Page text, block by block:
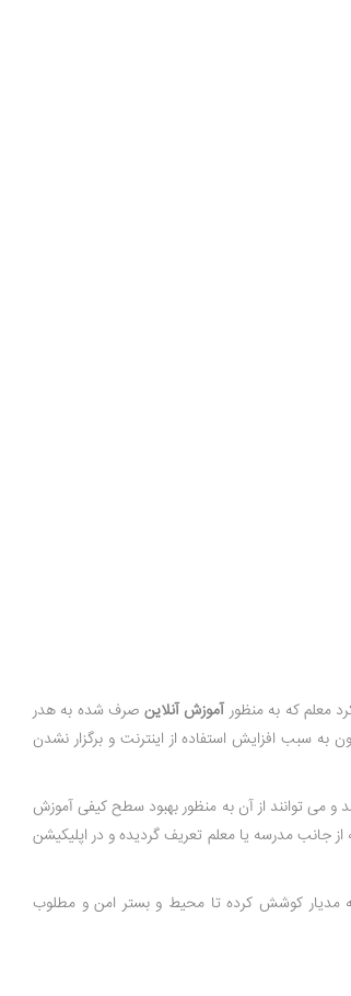
معلم که به منظور آموزش آنلاین صرف شده به هدر
سبب افزایش استفاده از اینترنت و برگزار نشدن
و می توانند از آن به منظور بهبود سطح کیفی آموزش
جانب مدرسه یا معلم تعریف گردیده و در اپلیکیشن
مدیار کوشش کرده تا محیط و بستر امن و مطلوب